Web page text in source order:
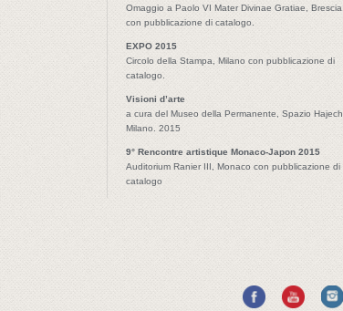
Omaggio a Paolo VI Mater Divinae Gratiae, Brescia,
con pubblicazione di catalogo.
EXPO 2015
Circolo della Stampa, Milano con pubblicazione di
catalogo.
Visioni d’arte
a cura del Museo della Permanente, Spazio Hajech,
Milano. 2015
9° Rencontre artistique Monaco-Japon 2015
Auditorium Ranier III, Monaco con pubblicazione di
catalogo